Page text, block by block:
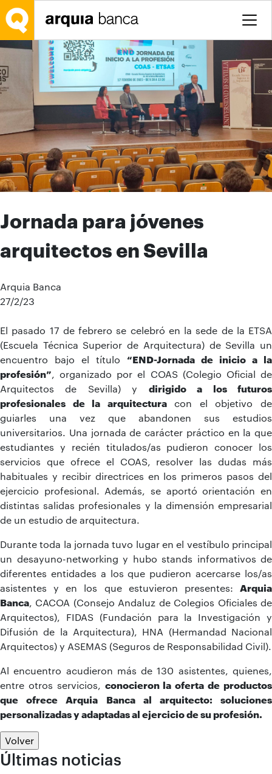
Saltar al contenido principal
Jornada para jóvenes
arquitectos en Sevilla
Arquia Banca
27/2/23
El pasado 17 de febrero se celebró en la sede de la ETSA
(Escuela Técnica Superior de Arquitectura) de Sevilla un
encuentro bajo el título “END-Jornada de inicio a la
profesión” , organizado por el COAS (Colegio Oficial de
Arquitectos de Sevilla) y dirigido a los futuros
profesionales de la arquitecturacon el objetivo de
guiarles una vez que abandonen sus estudios
universitarios. Una jornada de carácter práctico en la que
estudiantes y recién titulados/as pudieron conocer los
servicios que ofrece el COAS, resolver las dudas más
habituales y recibir directrices en los primeros pasos del
ejercicio profesional. Además, se aportó orientación en
distintas salidas profesionales y la dimensión empresarial
de un estudio de arquitectura.
Durante toda la jornada tuvo lugar en el vestíbulo principal
un desayuno-networking y hubo stands informativos de
diferentes entidades a los que pudieron acercarse los/as
asistentes y en los que estuvieron presentes: Arquia
Banca , CACOA (Consejo Andaluz de Colegios Oficiales de
Arquitectos), FIDAS (Fundación para la Investigación y
Difusión de la Arquitectura), HNA (Hermandad Nacional
Arquitectos) y ASEMAS (Seguros de Responsabilidad Civil).
Al encuentro acudieron más de 130 asistentes, quienes,
entre otros servicios, conocieron la oferta de productos
que ofrece Arquia Banca al arquitecto: soluciones
personalizadas y adaptadas al ejercicio de su profesión.
Volver
Últimas noticias